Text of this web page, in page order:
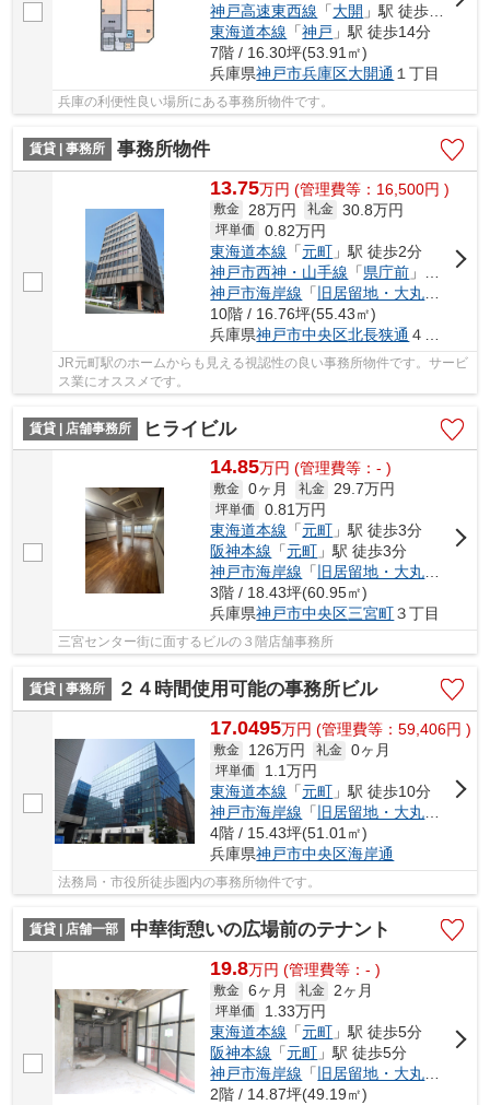
神戸高速東西線 「大開 」駅 徒歩11分
東海道本線 「神戸 」駅 徒歩14分
7階 / 16.30坪(53.91㎡)
兵庫県神戸市兵庫区大開通 １丁目
兵庫の利便性良い場所にある事務所物件です。
賃貸 | 事務所 事務所物件
13.75万円 (管理費等：16,500円 )
敷金 28万円 礼金 30.8万円
坪単価 0.82万円
東海道本線 「元町 」駅 徒歩2分
神戸市西神・山手線 「県庁前 」駅 徒歩4分
神戸市海岸線 「 旧居留地・大丸前
10階 / 16.76坪(55.43㎡)
兵庫県神戸市中央区北長狭通 ４丁目
JR元町駅のホームからも見える視認性の良い事務所物件です。サービ
ス業にオススメです。
賃貸 | 店舗事務所 ヒライビル
14.85万円 (管理費等：- )
敷金 0ヶ月 礼金 29.7万円
坪単価 0.81万円
東海道本線 「元町 」駅 徒歩3分
阪神本線 「元町 」駅 徒歩3分
神戸市海岸線 「 旧居留地・大丸前
3階 / 18.43坪(60.95㎡)
兵庫県神戸市中央区三宮町３丁目
三宮センター街に面するビルの３階店舗事務所
賃貸 | 事務所 ２４時間使用可能の事務所ビル
17.0495万円 (管理費等：59,406円 )
敷金 126万円 礼金 0ヶ月
坪単価 1.1万円
東海道本線 「元町 」駅 徒歩10分
神戸市海岸線 「 旧居留地・大丸前
4階 / 15.43坪(51.01㎡)
兵庫県神戸市中央区海岸通
法務局・市役所徒歩圏内の事務所物件です。
賃貸 | 店舗一部 中華街憩いの広場前のテナント
19.8万円 (管理費等：- )
敷金 6ヶ月 礼金 2ヶ月
坪単価 1.33万円
東海道本線 「元町 」駅 徒歩5分
阪神本線 「元町 」駅 徒歩5分
神戸市海岸線 「 旧居留地・大丸前
2階 / 14.87坪(49.19㎡)